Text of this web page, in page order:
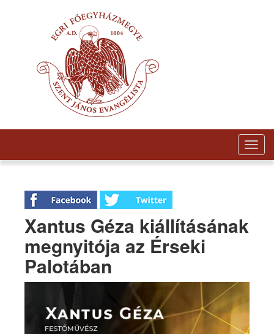
Xantus Géza kiállításának
megnyitója az Érseki
Palotában